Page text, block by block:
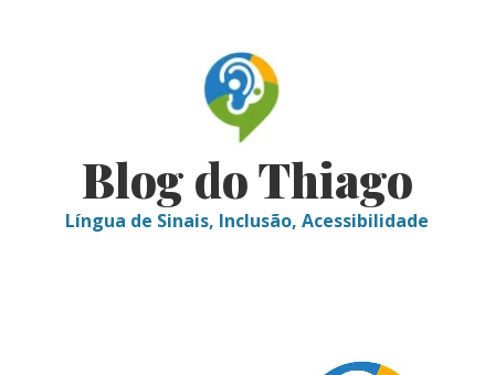
Blog do Thiago
Língua de Sinais, Inclusão, Acessibilidade